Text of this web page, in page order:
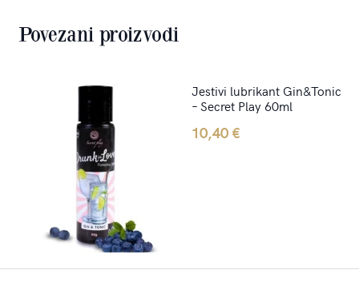
Povezani proizvodi
Jestivi lubrikant Gin&Tonic
– Secret Play 60ml
10,40€